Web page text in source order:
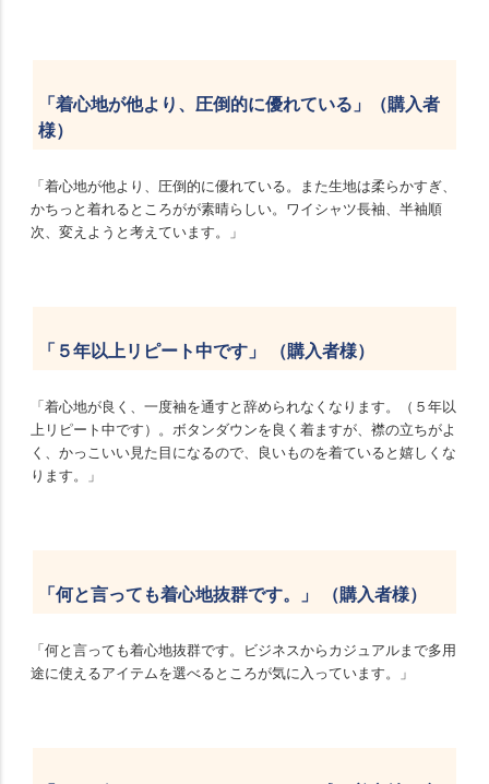
「着心地が他より、圧倒的に優れている」（購入者
様）
「着心地が他より、圧倒的に優れている。また生地は柔らかすぎ、
かちっと着れるところがが素晴らしい。ワイシャツ長袖、半袖順
次、変えようと考えています。」
「５年以上リピート中です」 （購入者様）
「着心地が良く、一度袖を通すと辞められなくなります。（５年以
上リピート中です）。ボタンダウンを良く着ますが、襟の立ちがよ
く、かっこいい見た目になるので、良いものを着ていると嬉しくな
ります。」
「何と言っても着心地抜群です。」 （購入者様）
「何と言っても着心地抜群です。ビジネスからカジュアルまで多用
途に使えるアイテムを選べるところが気に入っています。」